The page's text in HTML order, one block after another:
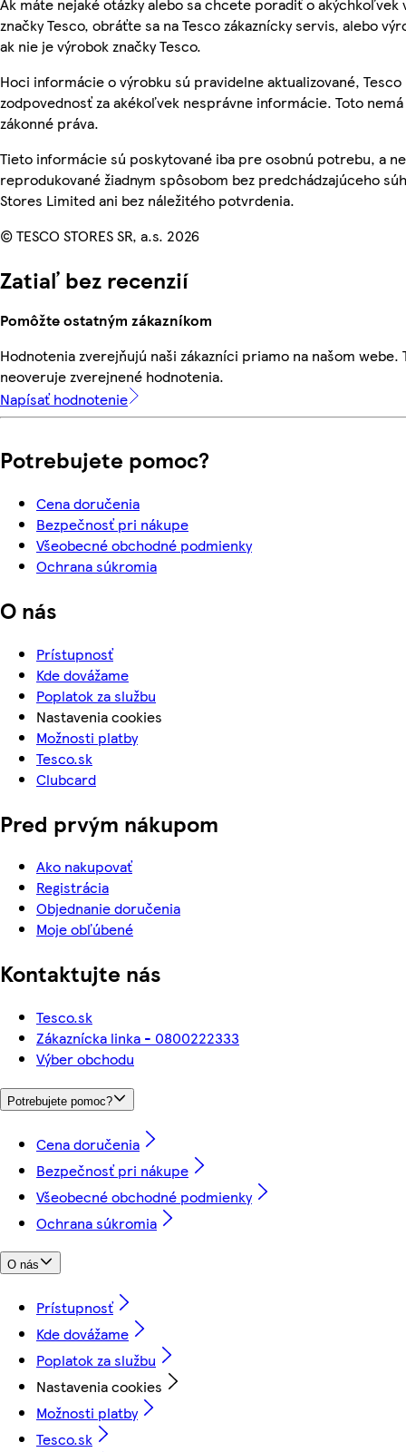
značky Tesco, obráťte sa na Tesco zákaznícky servis, alebo
ak nie je výrobok značky Tesco.
Hoci informácie o výrobku sú pravidelne aktualizované, Tesco
zodpovednosť za akékoľvek nesprávne informácie. Toto nemá
zákonné práva.
Tieto informácie sú poskytované iba pre osobnú potrebu, a
reprodukované žiadnym spôsobom bez predchádzajúceho
Stores Limited ani bez náležitého potvrdenia.
© TESCO STORES SR, a.s. 2026
Zatiaľ bez recenzií
Pomôžte ostatným zákazníkom
Hodnotenia zverejňujú naši zákazníci priamo na našom webe.
neoveruje zverejnené hodnotenia.
Napísať hodnotenie
Potrebujete pomoc?
Cena doručenia
Bezpečnosť pri nákupe
Všeobecné obchodné podmienky
Ochrana súkromia
O nás
Prístupnosť
Kde dovážame
Poplatok za službu
Nastavenia cookies
Možnosti platby
Tesco.sk
Clubcard
Pred prvým nákupom
Ako nakupovať
Registrácia
Objednanie doručenia
Moje obľúbené
Kontaktujte nás
Tesco.sk
Zákaznícka linka - 0800222333
Výber obchodu
Potrebujete pomoc?
Cena doručenia
Bezpečnosť pri nákupe
Všeobecné obchodné podmienky
Ochrana súkromia
O nás
Prístupnosť
Kde dovážame
Poplatok za službu
Nastavenia cookies
Možnosti platby
Tesco.sk